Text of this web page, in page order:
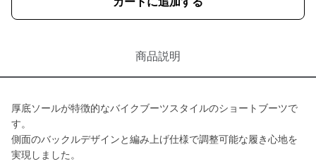
商品説明
厚底ソールが特徴的なバイクブーツスタイルのショートブーツで
す。
側面のバックルデザインと編み上げ仕様で調整可能な履き心地を
実現しました。